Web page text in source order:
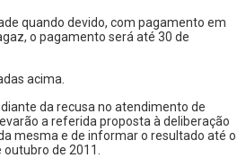
quando devido, com pagamento em
o pagamento será até 30 de
acima.
da recusa no atendimento de
a referida proposta à deliberação
mesma e de informar o resultado até o
de 2011.